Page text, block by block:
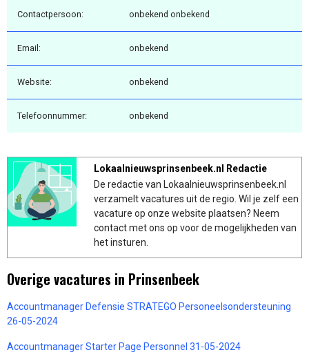
Contactpersoon: onbekend onbekend
Email: onbekend
Website: onbekend
Telefoonnummer: onbekend
Lokaalnieuwsprinsenbeek.nl Redactie
De redactie van Lokaalnieuwsprinsenbeek.nl
verzamelt vacatures uit de regio. Wil je zelf een
vacature op onze website plaatsen? Neem
contact met ons op voor de mogelijkheden van
het insturen.
Overige vacatures in Prinsenbeek
Accountmanager Defensie STRATEGO Personeelsondersteuning
26-05-2024
Accountmanager Starter Page Personnel 31-05-2024